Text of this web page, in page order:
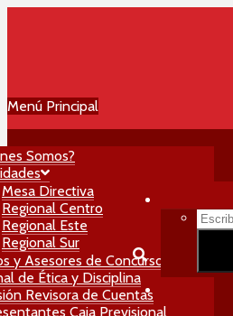
Menú Principal
Somos?
Mesa Directiva
Regional Centro
Regional Este
Regional Sur
y Asesores de Concursos
de Ética y Disciplina
Revisora de Cuentas
Caja Previsional